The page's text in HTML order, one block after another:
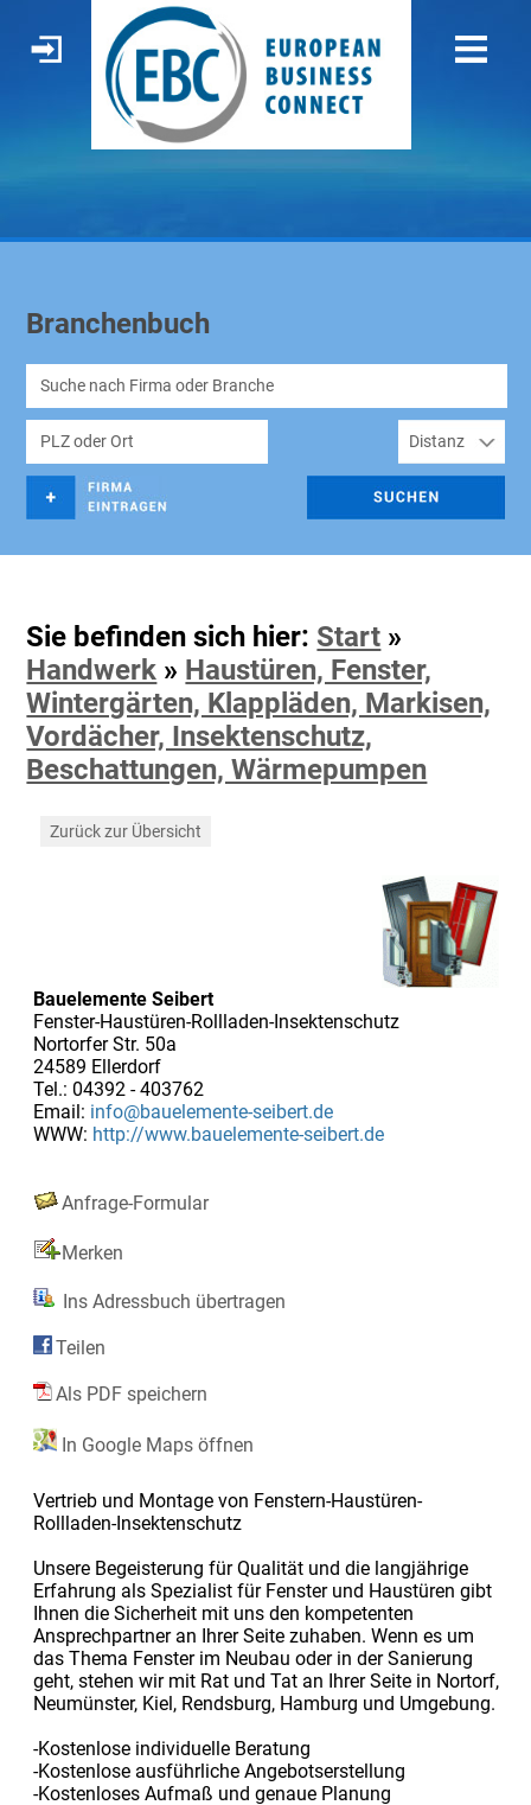
Branchenbuch
Sie befinden sich hier: Start »
Handwerk » Haustüren, Fenster,
Wintergärten, Klappläden, Markisen,
Vordächer, Insektenschutz,
Beschattungen, Wärmepumpen
Zurück zur Übersicht
Bauelemente Seibert
Fenster-Haustüren-Rollladen-Insektenschutz
Nortorfer Str. 50a
24589 Ellerdorf
Tel.: 04392 - 403762
Email: info@bauelemente-seibert.de
WWW: http://www.bauelemente-seibert.de
Anfrage-Formular
Merken
Ins Adressbuch übertragen
Teilen
Als PDF speichern
In Google Maps öffnen
Vertrieb und Montage von Fenstern-Haustüren-
Rollladen-Insektenschutz
Unsere Begeisterung für Qualität und die langjährige
Erfahrung als Spezialist für Fenster und Haustüren gibt
Ihnen die Sicherheit mit uns den kompetenten
Ansprechpartner an Ihrer Seite zuhaben. Wenn es um
das Thema Fenster im Neubau oder in der Sanierung
geht, stehen wir mit Rat und Tat an Ihrer Seite in Nortorf,
Neumünster, Kiel, Rendsburg, Hamburg und Umgebung.
-Kostenlose individuelle Beratung
-Kostenlose ausführliche Angebotserstellung
-Kostenloses Aufmaß und genaue Planung